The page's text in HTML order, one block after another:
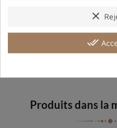
Avis
Produits dans la
clear
done_all